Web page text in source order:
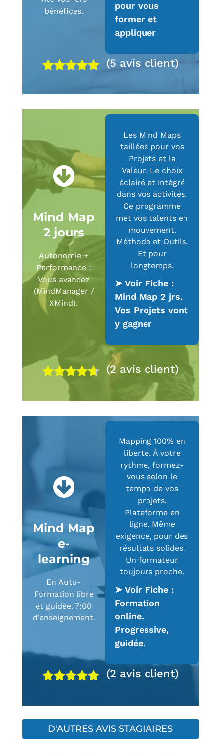
bénéfices.
pour vous
former et
appliquer
notations
(5 avis client)
Mind Map
2 jours
Autonomie +
Performance :
Vous avancez
(MindManager /
XMind).
Les Mind Maps
taillées pour vos
Projets et la
Valeur. Le choix
éclairé et intégré
dans vos activités.
Ce programme
met vos talents en
mouvement.
Méthode et Outils.
Et pour
longtemps.
➤ Voir Fiche :
Mind Map 2 jrs.
Vos Projets vont
y gagner
Noté
sur 5
notations
(2avis client)
Mind Map
e-
learning
En Auto-
Formation libre
et guidée. 7:00
d'enseignement.
Mapping 100% en
liberté. À votre
rythme, formez-
vous selon le
tempo de vos
projets.
Plateforme en
ligne. Même
exigence, pour des
résultats solides.
Un formateur
toujours proche.
➤ Voir Fiche :
Formation
online.
Progressive,
guidée.
notations
client
(2 avis client)
D'AUTRES AVIS STAGIAIRES